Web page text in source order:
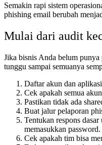
Semakin rapi sistem
phishing email berubah
Mulai dari audit
Jika bisnis Anda belum
tunggu sampai semuanya
Daftar akun dan
Cek apakah semua
Pastikan tidak ada
Buat jalur pelaporan
Tentukan respons
memasukkan password.
Cek apakah tim bisa